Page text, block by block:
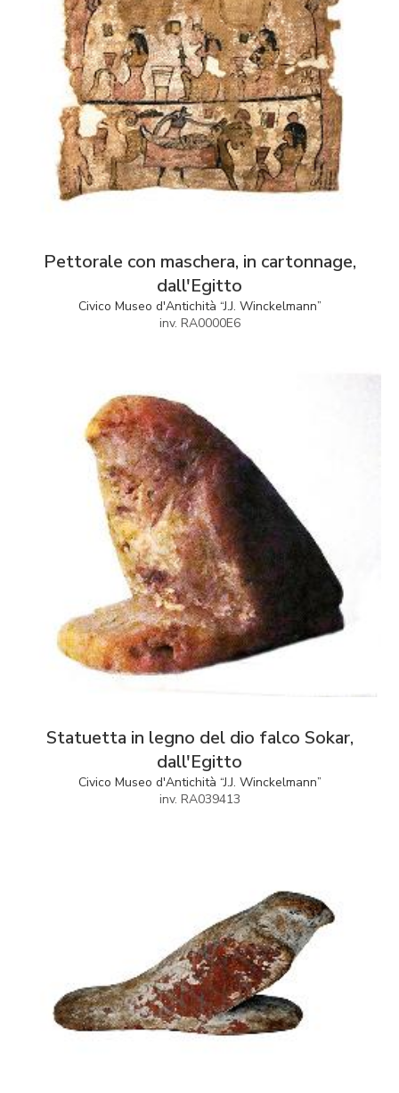
Pettorale con maschera, in cartonnage,
dall'Egitto
Civico Museo d'Antichità “J.J. Winckelmann”
inv. RA0000E6
Statuetta in legno del dio falco Sokar,
dall'Egitto
Civico Museo d'Antichità “J.J. Winckelmann”
inv. RA039413